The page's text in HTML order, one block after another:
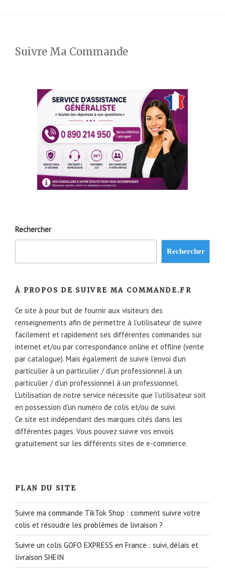
Suivre Ma Commande
Rechercher
Rechercher
À PROPOS DE SUIVRE MA COMMANDE.FR
Ce site à pour but de fournir aux visiteurs des
renseignements afin de permettre à l’utilisateur de suivre
facilement et rapidement ses différentes commandes sur
internet et/ou par correspondance online et offline (vente
par catalogue). Mais également de suivre l’envoi d’un
particulier à un particulier / d’un professionnel à un
particulier / d’un professionnel à un professionnel.
L’utilisation de notre service nécessite que l’utilisateur soit
en possession d’un numéro de colis et/ou de suivi.
Ce site est indépendant des marques cités dans les
différentes pages. Vous pouvez suivre vos envois
gratuitement sur les différents sites de e-commerce.
PLAN DU SITE
Suivre ma commande TikTok Shop : comment suivre votre
colis et résoudre les problèmes de livraison ?
Suivre un colis GOFO EXPRESS en France : suivi, délais et
livraison SHEIN